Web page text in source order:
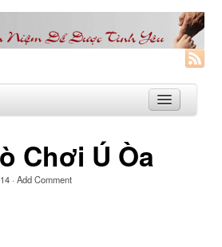
Chơi Ú Òa
· Add Comment